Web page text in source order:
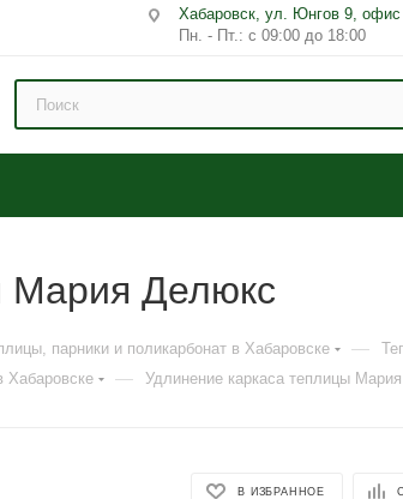
Хабаровск, ул. Юнгов 9, офис
Пн. - Пт.: с 09:00 до 18:00
Мария Делюкс
парники и поликарбонат в Хабаровске —
Хабаровске — Удлинение каркаса теплицы
В ИЗБРАННОЕ